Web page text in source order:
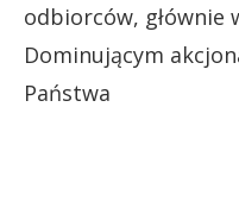
odbiorców, głównie
Dominującym
Państwa